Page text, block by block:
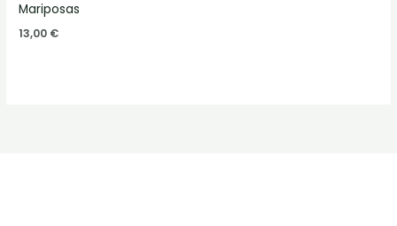
Mariposas
13,00 €